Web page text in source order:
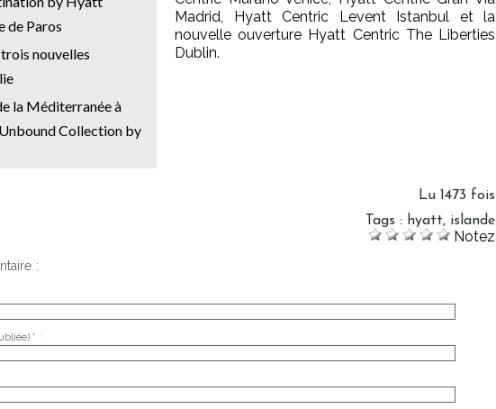
de Paros
nouvelles
la Méditerranée à
Collection by
Madrid, Hyatt Centric Levent Istanbul et la
nouvelle ouverture Hyatt Centric The Liberties
Dublin.
Lu 1473 fois
Tags : hyatt, islande
Notez
:
* :